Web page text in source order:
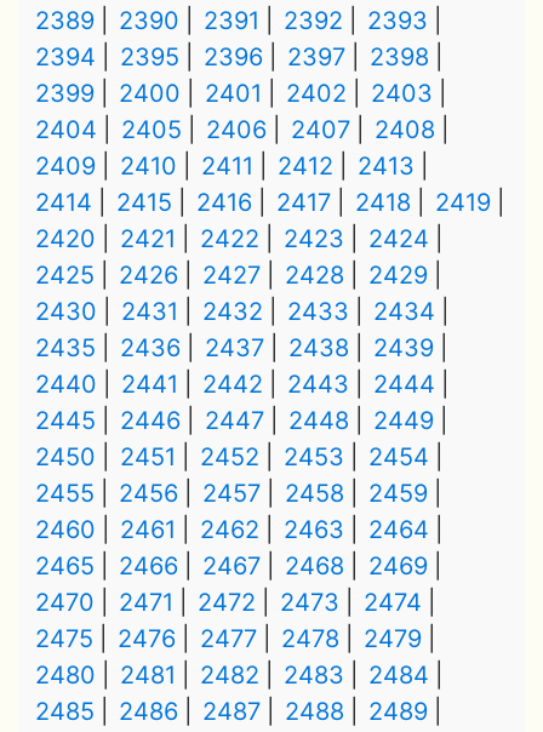
2389
2390 2391 2392
2393
2394
2395 2396 2397
2398
2399
2400 2401 2402
2403
2404
2405 2406 2407
2408
2409
2410 2411 2412
2413
2414
2415 2416 2417 2418
2419
2420
2421 2422 2423
2424
2425
2426 2427 2428
2429
2430
2431 2432 2433
2434
2435
2436 2437 2438
2439
2440
2441 2442 2443
2444
2445
2446 2447 2448
2449
2450
2451 2452 2453
2454
2455
2456 2457 2458
2459
2460
2461 2462 2463
2464
2465
2466 2467 2468
2469
2470
2471 2472 2473
2474
2475
2476 2477 2478
2479
2480
2481 2482 2483
2484
2485
2486 2487 2488
2489